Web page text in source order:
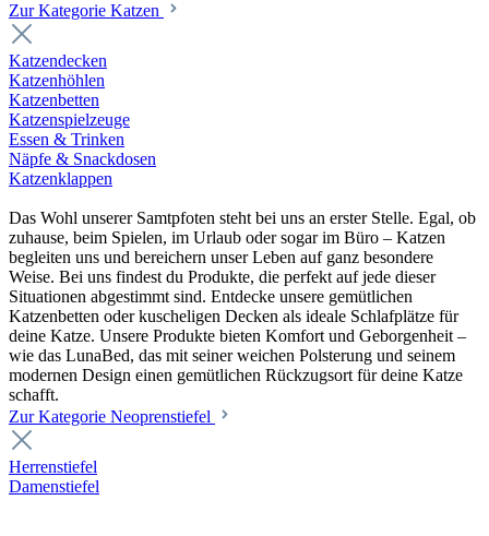
Zur Kategorie Katzen
Katzendecken
Katzenhöhlen
Katzenbetten
Katzenspielzeuge
Essen & Trinken
Näpfe & Snackdosen
Katzenklappen
Das Wohl unserer Samtpfoten steht bei uns an erster Stelle. Egal, ob
zuhause, beim Spielen, im Urlaub oder sogar im Büro – Katzen
begleiten uns und bereichern unser Leben auf ganz besondere
Weise. Bei uns findest du Produkte, die perfekt auf jede dieser
Situationen abgestimmt sind. Entdecke unsere gemütlichen
Katzenbetten oder kuscheligen Decken als ideale Schlafplätze für
deine Katze. Unsere Produkte bieten Komfort und Geborgenheit –
wie das LunaBed, das mit seiner weichen Polsterung und seinem
modernen Design einen gemütlichen Rückzugsort für deine Katze
schafft.
Zur Kategorie Neoprenstiefel
Herrenstiefel
Damenstiefel